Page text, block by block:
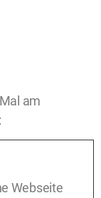
am
Webseite